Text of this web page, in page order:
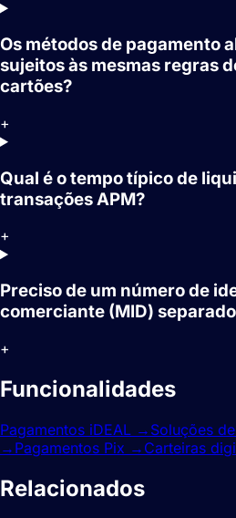
Os métodos de pagamento
sujeitos às mesmas regras
cartões?
+
Qual é o tempo típico de
transações APM?
+
Preciso de um número de
comerciante (MID)
+
Funcionalidades
Pagamentos iDEAL → Soluções
→ Pagamentos Pix → Carteiras
Relacionados